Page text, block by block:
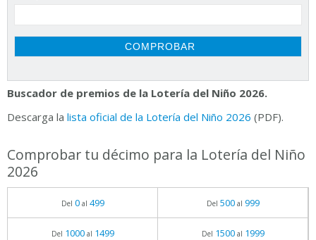
Buscador de premios de la Lotería del Niño 2026.
Descarga la lista oficial de la Lotería del Niño 2026 (PDF).
Comprobar tu décimo para la Lotería del Niño
2026
Del 0al 499 Del 500al 999
Del 1000al 1499 Del 1500al 1999